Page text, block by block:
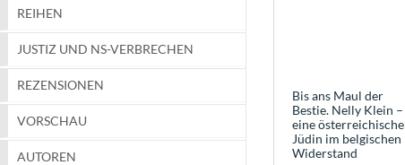
REIHEN
JUSTIZ UND NS-VERBRECHEN
REZENSIONEN
VORSCHAU
AUTOREN
Bis ans Maul der
Bestie. Nelly Klein –
eine österreichische
Jüdin im belgischen
Widerstand